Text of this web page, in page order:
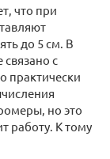
что при
до 5 см. В
связано с
практически
но это
работу. К тому